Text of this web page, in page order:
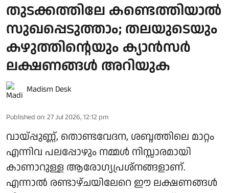
തുടക്കത്തിലേ കണ്ടെത്തിയാൽ
സുഖപ്പെടുത്താം; തലയുടെയും
കഴുത്തിന്റെയും ക്യാൻസർ
ലക്ഷണങ്ങൾ അറിയുക
Madism Desk
Published on: 27 Jul 2026, 12:12 pm
വായ്പ്പുണ്ണ്, തൊണ്ടവേദന, ശബ്ദത്തിലെ മാറ്റം
എന്നിവ പലപ്പോഴും നമ്മൾ നിസ്സാരമായി
കാണാറുള്ള ആരോഗ്യപ്രശ്നങ്ങളാണ്.
എന്നാൽ രണ്ടാഴ്ചയിലേറെ ഈ ലക്ഷണങ്ങൾ